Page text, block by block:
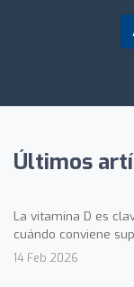
Últimos
La vitamina D es
cuándo conviene
14 Feb 2026